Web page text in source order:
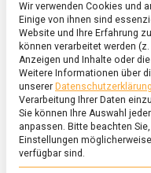
Wir verwenden Cookies und
Einige von ihnen sind
Website und Ihre Erfahrung
können verarbeitet werden
Anzeigen und Inhalte oder
Weitere Informationen über
unserer Datenschutzerklärung
Verarbeitung Ihrer Daten
Sie können Ihre Auswahl
anpassen. Bitte beachten
Einstellungen
verfügbar sind.